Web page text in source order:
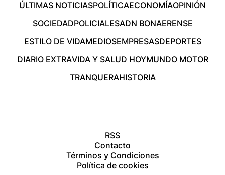
ÚLTIMAS NOTICIASPOLÍTICAECONOMÍAOPINIÓN
SOCIEDADPOLICIALESADN BONAERENSE
ESTILO DE VIDAMEDIOSEMPRESASDEPORTES
DIARIO EXTRAVIDA Y SALUD HOYMUNDO MOTOR
TRANQUERAHISTORIA
RSS
Contacto
Términos y Condiciones
Política de cookies